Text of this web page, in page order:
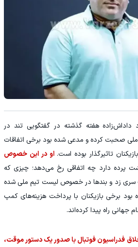
داداش‌زاده هفته گذشته در گفتگویی تند در
صحبت کرده و مدعی شده بود برخی اتفاقات
تاثیرگذار بوده است.او در این خصوص
پرده دارد چه اتفاقی رخ می‌دهد؛ چیزی که
سری زد و بندها در خصوص لیست تیم ملی شده
برخی بازیکنان با پرداخت هزینه‌های کمپ
راه پیدا کرده‌اند.
فدراسیون فوتبال با صدور یک دستور موقت،